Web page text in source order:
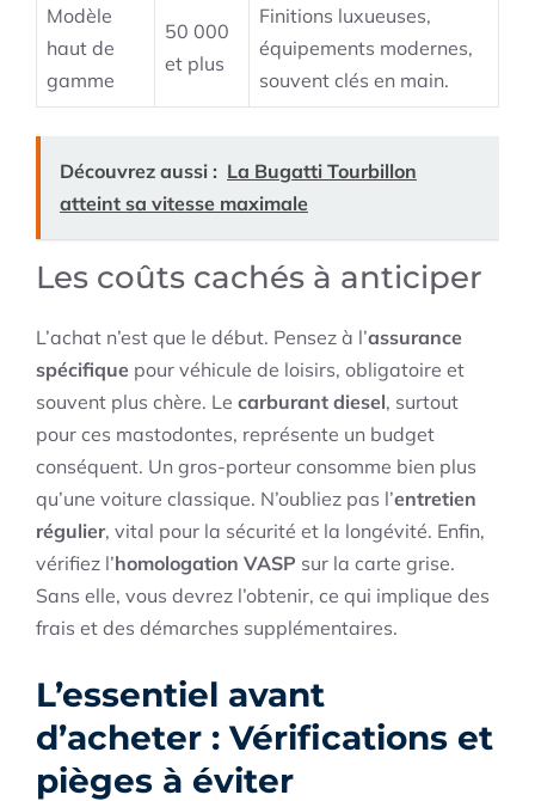
Modèle
haut de
gamme
50 000
et plus
Finitions luxueuses,
équipements modernes,
souvent clés en main.
Découvrez aussi : La Bugatti Tourbillon
atteint sa vitesse maximale
Les coûts cachés à anticiper
L’achat n’est que le début. Pensez à l’assurance
spécifique pour véhicule de loisirs, obligatoire et
souvent plus chère. Le carburant diesel, surtout
pour ces mastodontes, représente un budget
conséquent. Un gros-porteur consomme bien plus
qu’une voiture classique. N’oubliez pas l’entretien
régulier, vital pour la sécurité et la longévité. Enfin,
vérifiez l’homologation VASP sur la carte grise.
Sans elle, vous devrez l’obtenir, ce qui implique des
frais et des démarches supplémentaires.
L’essentiel avant
d’acheter : Vérifications et
pièges à éviter